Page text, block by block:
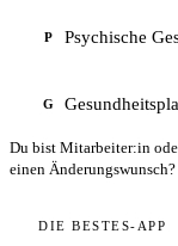
P Psychische
G
Du bist Mitarbeiter:in
einen Änderungswunsch?
DIE BESTES-APP